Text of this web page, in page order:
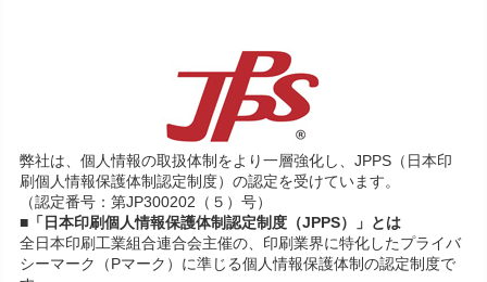
弊社は、個人情報の取扱体制をより一層強化し、JPPS（日本印
刷個人情報保護体制認定制度）の認定を受けています。
（認定番号：第JP300202（５）号）
■「日本印刷個人情報保護体制認定制度（JPPS）」とは
全日本印刷工業組合連合会主催の、印刷業界に特化したプライバ
シーマーク（Pマーク）に準じる個人情報保護体制の認定制度で